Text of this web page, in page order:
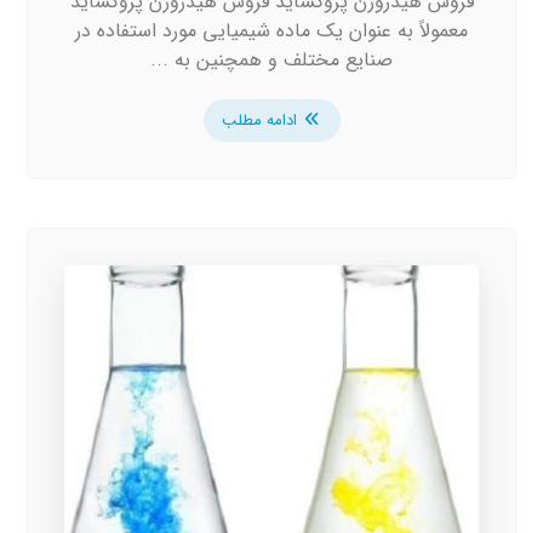
معمولاً به عنوان یک ماده شیمیایی مورد استفاده در
صنایع مختلف و همچنین به ...
ادامه مطلب